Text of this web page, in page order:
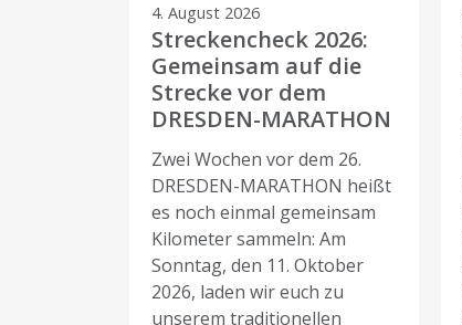
4. August 2026
Streckencheck 2026:
Gemeinsam auf die
Strecke vor dem
DRESDEN-MARATHON
Zwei Wochen vor dem 26.
DRESDEN-MARATHON heißt
es noch einmal gemeinsam
Kilometer sammeln: Am
Sonntag, den 11. Oktober
2026, laden wir euch zu
unserem traditionellen